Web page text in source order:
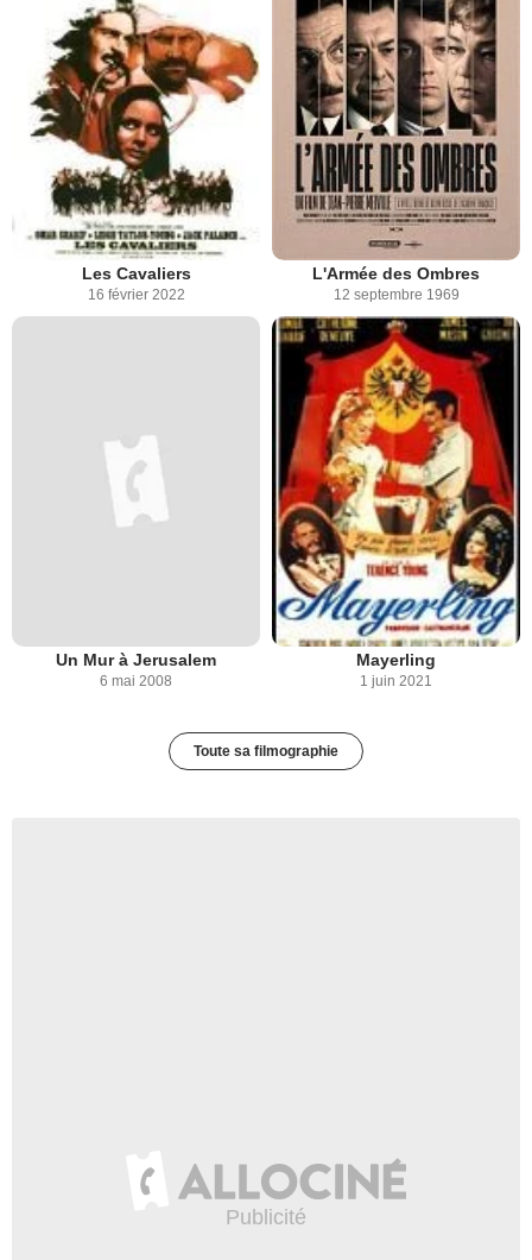
Les Cavaliers
16 février 2022
L'Armée des Ombres
12 septembre 1969
Un Mur à Jerusalem
6 mai 2008
Mayerling
1 juin 2021
Toute sa filmographie